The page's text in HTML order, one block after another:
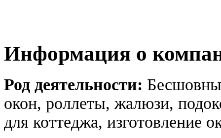
Информация о
Род деятельности:
окон, роллеты, жалюзи,
для коттеджа, изготовление